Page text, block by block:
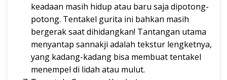
keadaan masih hidup atau baru saja dipotong-
potong. Tentakel gurita ini bahkan masih
bergerak saat dihidangkan! Tantangan utama
menyantap sannakji adalah tekstur lengketnya,
yang kadang-kadang bisa membuat tentakel
menempel di lidah atau mulut.